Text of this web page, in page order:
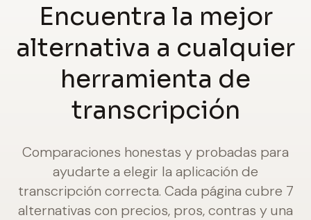
Encuentra la mejor
alternativa a cualquier
herramienta de
transcripción
Comparaciones honestas y probadas para
ayudarte a elegir la aplicación de
transcripción correcta. Cada página cubre 7
alternativas con precios, pros, contras y una